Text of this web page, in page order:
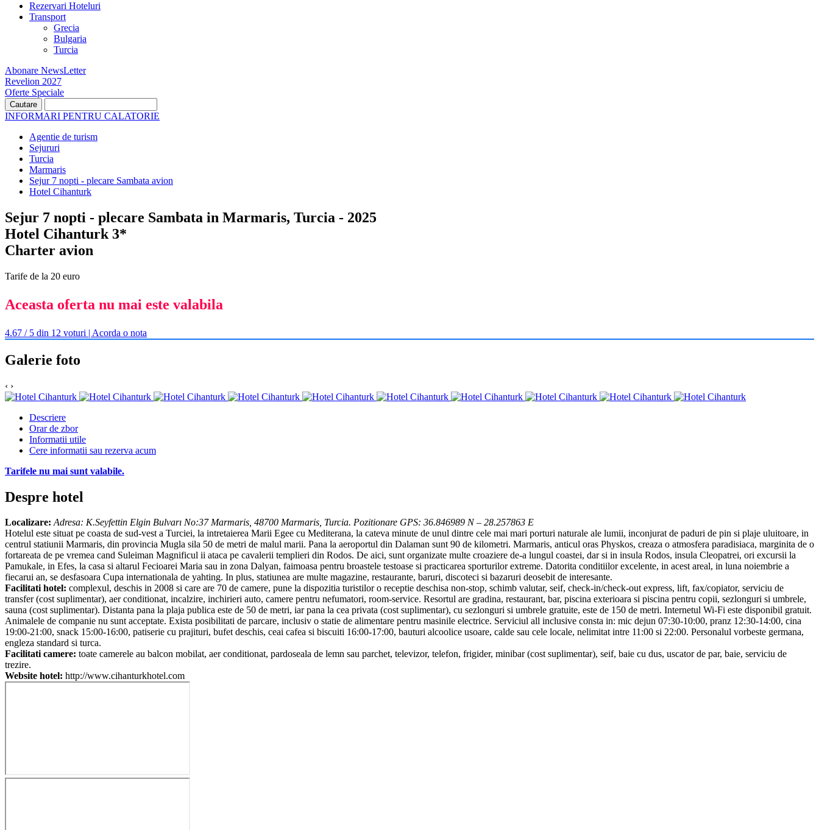
Rezervari Hoteluri
Transport
Grecia
Bulgaria
Turcia
Abonare NewsLetter
Revelion 2027
Oferte Speciale
INFORMARI PENTRU CALATORIE
Agentie de turism
Sejururi
Turcia
Marmaris
Sejur 7 nopti - plecare Sambata avion
Hotel Cihanturk
Sejur 7 nopti - plecare Sambata in Marmaris, Turcia - 2025
Hotel Cihanturk 3*
Charter avion
Tarife de la 20 euro
Aceasta oferta nu mai este valabila
4.67 / 5 din 12 voturi | Acorda o nota
Galerie foto
‹ ›
Descriere
Orar de zbor
Informatii utile
Cere informatii sau rezerva acum
Tarifele nu mai sunt valabile.
Despre hotel
Localizare:Adresa: K.Seyfettin Elgin Bulvarı No:37 Marmaris, 48700 Marmaris, Turcia. Pozitionare GPS: 36.846989 N – 28.257863 E
Hotelul este situat pe coasta de sud-vest a Turciei, la intretaierea Marii Egee cu Mediterana, la cateva minute de unul dintre cele mai mari porturi naturale ale lumii, inconjurat de paduri de pin si plaje uluitoare, in
centrul statiunii Marmaris, din provincia Mugla sila 50 de metri de malul marii. Pana la aeroportul din Dalaman sunt 90 de kilometri. Marmaris, anticul oras Physkos, creaza o atmosfera paradisiaca, marginita de o
fortareata de pe vremea cand Suleiman Magnificul ii ataca pe cavalerii templieri din Rodos. De aici, sunt organizate multe croaziere de-a lungul coastei, dar si in insula Rodos, insula Cleopatrei, ori excursii la
Pamukale, in Efes, la casa si altarul Fecioarei Maria sau in zona Dalyan, faimoasa pentru broastele testoase si practicarea sporturilor extreme. Datorita conditiilor excelente, in acest areal, in luna noiembrie a
fiecarui an, se desfasoara Cupa internationala de yahting. In plus, statiunea are multe magazine, restaurante, baruri, discoteci si bazaruri deosebit de interesante.
Facilitati hotel: complexul, deschis in 2008 si care are 70 de camere, pune la dispozitia turistilor o receptie deschisa non-stop, schimb valutar, seif, check-in/check-out express, lift, fax/copiator, serviciu de
transfer (cost suplimentar), aer conditionat, incalzire, inchirieri auto, camere pentru nefumatori, room-service. Resortul are gradina, restaurant, bar, piscina exterioara si piscina pentru copii, sezlonguri si umbrele,
sauna (cost suplimentar). Distanta pana la plaja publica este de 50 de metri, iar pana la cea privata (cost suplimentar), cu sezlonguri si umbrele gratuite, este de 150 de metri. Internetul Wi-Fi este disponibil gratuit.
Animalele de companie nu sunt acceptate. Exista posibilitati de parcare, inclusiv o statie de alimentare pentru masinile electrice. Serviciul all inclusive consta in: mic dejun 07:30-10:00, pranz 12:30-14:00, cina
19:00-21:00, snack 15:00-16:00, patiserie cu prajituri, bufet deschis, ceai cafea si biscuiti 16:00-17:00, bauturi alcoolice usoare, calde sau cele locale, nelimitat intre 11:00 si 22:00. Personalul vorbeste germana,
engleza standard si turca.
Facilitati camere: toate camerele au balcon mobilat, aer conditionat, pardoseala de lemn sau parchet, televizor, telefon, frigider, minibar (cost suplimentar), seif, baie cu dus, uscator de par, baie, serviciu de
trezire.
Website hotel: http://www.cihanturkhotel.com